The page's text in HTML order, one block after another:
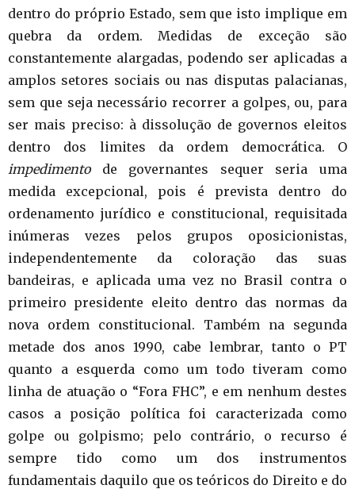
dentro do próprio Estado, sem que isto implique em
quebra da ordem. Medidas de exceção são
constantemente alargadas, podendo ser aplicadas a
amplos setores sociais ou nas disputas palacianas,
sem que seja necessário recorrer a golpes, ou, para
ser mais preciso: à dissolução de governos eleitos
dentro dos limites da ordem democrática. O
impedimentode governantes sequer seria uma
medida excepcional, pois é prevista dentro do
ordenamento jurídico e constitucional, requisitada
inúmeras vezes pelos grupos oposicionistas,
independentemente da coloração das suas
bandeiras, e aplicada uma vez no Brasil contra o
primeiro presidente eleito dentro das normas da
nova ordem constitucional. Também na segunda
metade dos anos 1990, cabe lembrar, tanto o PT
quanto a esquerda como um todo tiveram como
linha de atuação o “Fora FHC”, e em nenhum destes
casos a posição política foi caracterizada como
golpe ou golpismo; pelo contrário, o recurso é
sempre tido como um dos instrumentos
fundamentais daquilo que os teóricos do Direito e do